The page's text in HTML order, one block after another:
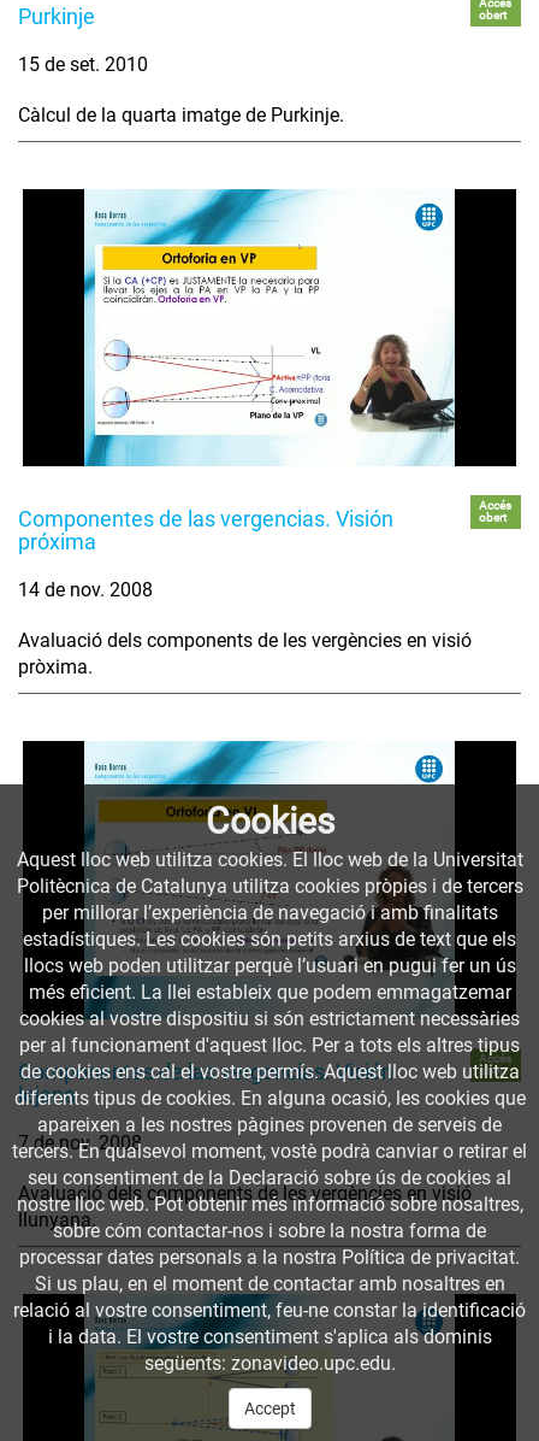
Purkinje obert
15 de set. 2010
Càlcul de la quarta imatge de Purkinje.
Componentes de las vergencias. Visión
próxima
Accés
obert
14 de nov. 2008
Avaluació dels components de les vergències en visió
pròxima.
Componentes de las vergencias. Visión
lejana
Accés
obert
7 de nov. 2008
Avaluació dels components de les vergències en visió
llunyana.
Cookies
Aquest lloc web utilitza cookies. El lloc web de la Universitat
Politècnica de Catalunya utilitza cookies pròpies i de tercers
per millorar l’experiència de navegació i amb finalitats
estadístiques. Les cookies són petits arxius de text que els
llocs web poden utilitzar perquè l’usuari en pugui fer un ús
més eficient. La llei estableix que podem emmagatzemar
cookies al vostre dispositiu si són estrictament necessàries
per al funcionament d'aquest lloc. Per a tots els altres tipus
de cookies ens cal el vostre permís. Aquest lloc web utilitza
diferents tipus de cookies. En alguna ocasió, les cookies que
apareixen a les nostres pàgines provenen de serveis de
tercers. En qualsevol moment, vostè podrà canviar o retirar el
seu consentiment de la Declaració sobre ús de cookies al
nostre lloc web. Pot obtenir més informació sobre nosaltres,
sobre cóm contactar-nos i sobre la nostra forma de
processar dates personals a la nostra Política de privacitat.
Si us plau, en el moment de contactar amb nosaltres en
relació al vostre consentiment, feu-ne constar la identificació
i la data. El vostre consentiment s'aplica als dominis
següents: zonavideo.upc.edu.
Accept